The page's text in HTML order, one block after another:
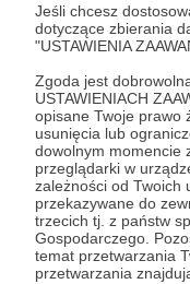
Jeśli chcesz
dotyczące zbierania
"USTAWIENIA
Zgoda jest
USTAWIENIACH
opisane Twoje prawo
usunięcia lub
dowolnym momencie
przeglądarki w
zależności od Twoich
przekazywane do
trzecich tj. z państw
Gospodarczego.
temat przetwarzania
przetwarzania
Dołącz
Wesprzyj